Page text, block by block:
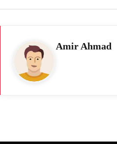
Amir Ahmad